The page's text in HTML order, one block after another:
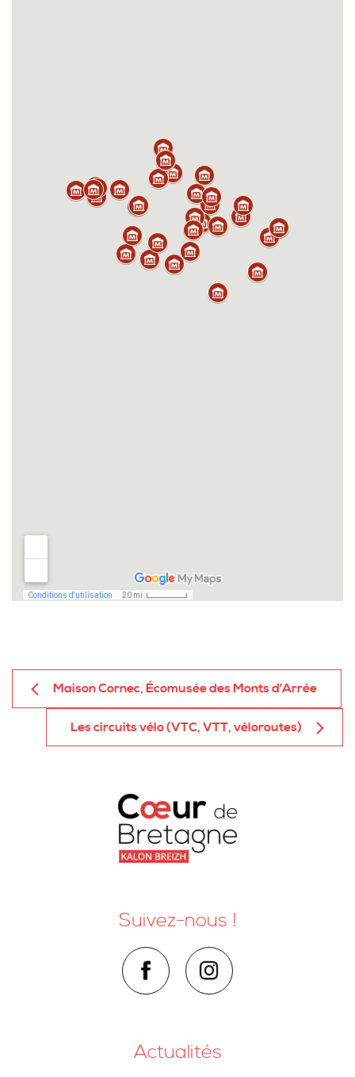
Maison Cornec, Écomusée des Monts d’Arrée
Les circuits vélo (VTC, VTT, véloroutes)
Suivez-nous !
Actualités